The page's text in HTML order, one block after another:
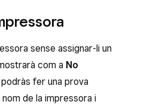
la pantalla per
ne un perfil
la impressora des
sense assignar-li un
com a No
fer una prova
de la impressora i